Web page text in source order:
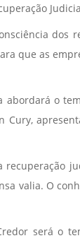
que as
abordará o
valia. O
será o